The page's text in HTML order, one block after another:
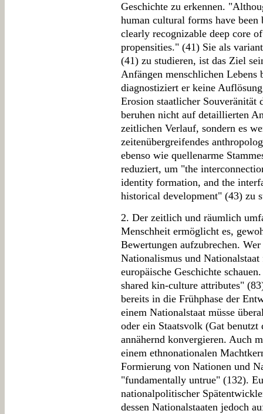
Geschichte zu erkennen.
human cultural forms have
clearly recognizable deep core
propensities." (41) Sie als
(41) zu studieren, ist das Ziel
Anfängen menschlichen
diagnostiziert er keine
Erosion staatlicher Souveränität
beruhen nicht auf detaillierten
zeitlichen Verlauf, sondern es
zeitenübergreifendes
ebenso wie quellenarme
reduziert, um "the
identity formation, and the
historical development" (43) zu
2. Der zeitlich und räumlich
Menschheit ermöglicht es,
Bewertungen aufzubrechen.
Nationalismus und
europäische Geschichte
shared kin-culture attributes"
bereits in die Frühphase der
einem Nationalstaat müsse
oder ein Staatsvolk (Gat benutzt
annähernd konvergieren. Auch
einem ethnonationalen
Formierung von Nationen und
"fundamentally untrue" (132).
nationalpolitischer
dessen Nationalstaaten jedoch